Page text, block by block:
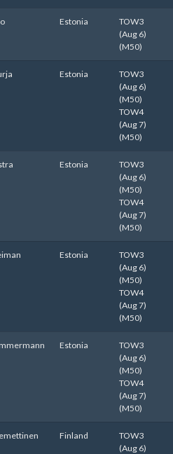
Estonia
TOW3
(Aug 6)
(M50)
Estonia
TOW3
(Aug 6)
(M50)
TOW4
(Aug 7)
(M50)
Estonia
TOW3
(Aug 6)
(M50)
TOW4
(Aug 7)
(M50)
Estonia
TOW3
(Aug 6)
(M50)
TOW4
(Aug 7)
(M50)
Estonia
TOW3
(Aug 6)
(M50)
TOW4
(Aug 7)
(M50)
Finland
TOW3
(Aug 6)